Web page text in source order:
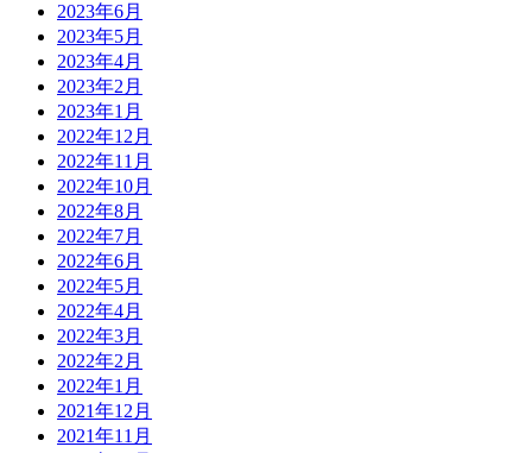
2023年6月
2023年5月
2023年4月
2023年2月
2023年1月
2022年12月
2022年11月
2022年10月
2022年8月
2022年7月
2022年6月
2022年5月
2022年4月
2022年3月
2022年2月
2022年1月
2021年12月
2021年11月